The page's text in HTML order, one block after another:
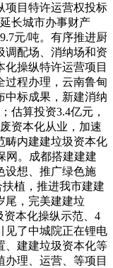
项目特许运营权投标
长城市办事财产
元/吨。有序推进厨
调配场、消纳场和资
操纵特许运营项目
过程办理，云南鲁甸
中标成果，新建消纳
估算投资3.4亿元，
资本化从业，加速
畴内建建垃圾资本化
网。成都搭建建建
设想、推广绿色施
植，推进我市建建
尾，完美建建垃
资本化操纵示范、4
见了中城院正在锂电
、建建垃圾资本化等
理、运营、等项目